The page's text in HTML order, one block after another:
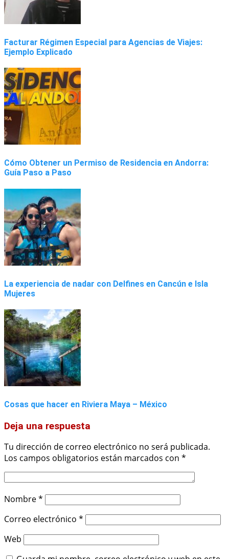
Facturar Régimen Especial para Agencias de Viajes:
Ejemplo Explicado
Cómo Obtener un Permiso de Residencia en Andorra:
Guía Paso a Paso
La experiencia de nadar con Delfines en Cancún e Isla
Mujeres
Cosas que hacer en Riviera Maya – México
Deja una respuesta
Tu dirección de correo electrónico no será publicada.
Los campos obligatorios están marcados con *
Nombre*
Correo electrónico *
Web